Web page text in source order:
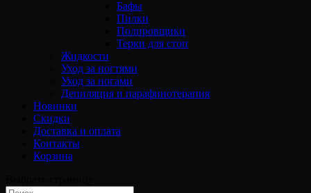
Бафы
Пилки
Полировщики
Терки для стоп
Жидкости
Уход за ногтями
Уход за ногами
Депиляция и парафинотерапия
Новинки
Скидки
Доставка и оплата
Контакты
Корзина